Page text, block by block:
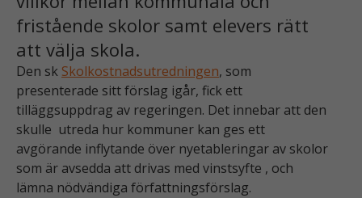
fristående skolor samt elevers rätt
att välja skola.
Den sk Skolkostnadsutredningen, som
presenterade sitt förslag igår, fick ett
tilläggsuppdrag av regeringen. Det innebar att den
skulle utreda hur kommuner kan ges ett
avgörande inflytande över nyetableringar av skolor
som är avsedda att drivas med vinstsyfte , och
lämna nödvändiga författningsförslag.